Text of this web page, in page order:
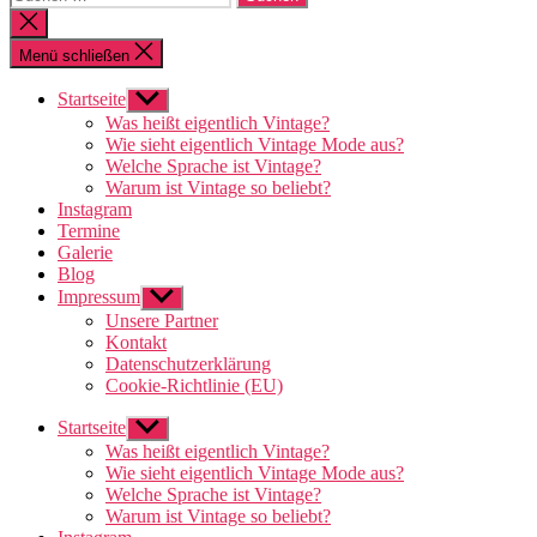
nach:
Suche
schließen
Menü schließen
Startseite Untermenü
anzeigen
Was heißt eigentlich Vintage?
Wie sieht eigentlich Vintage Mode aus?
Welche Sprache ist Vintage?
Warum ist Vintage so beliebt?
Instagram
Termine
Galerie
Blog
Impressum Untermenü
anzeigen
Unsere Partner
Kontakt
Datenschutzerklärung
Cookie-Richtlinie (EU)
Startseite Untermenü
anzeigen
Was heißt eigentlich Vintage?
Wie sieht eigentlich Vintage Mode aus?
Welche Sprache ist Vintage?
Warum ist Vintage so beliebt?